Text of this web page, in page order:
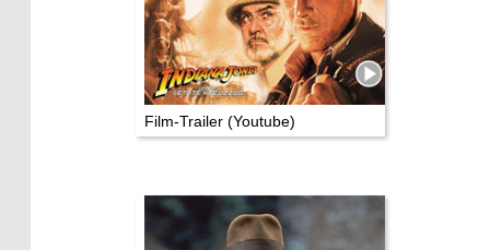
Die Stars:
Wer hat wo gedreht?
Mediathek
Impressum
Datenschutz
Film-Trailer (Youtube)